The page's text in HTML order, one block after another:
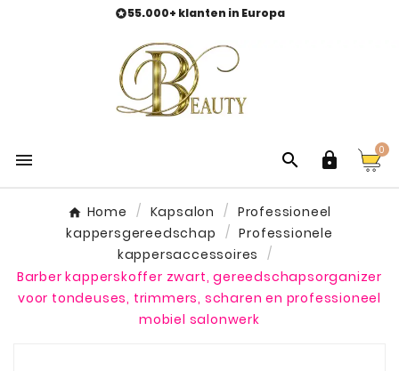
55.000+ klanten in Europa
   0
Home Kapsalon
Professioneel
kappersgereedschap
Professionele
kappersaccessoires
Barber kapperskoffer zwart, gereedschapsorganizer
voor tondeuses, trimmers, scharen en professioneel
mobiel salonwerk